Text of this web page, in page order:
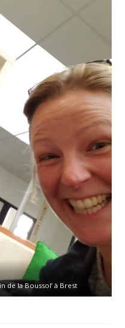
de la Boussol’ à Brest